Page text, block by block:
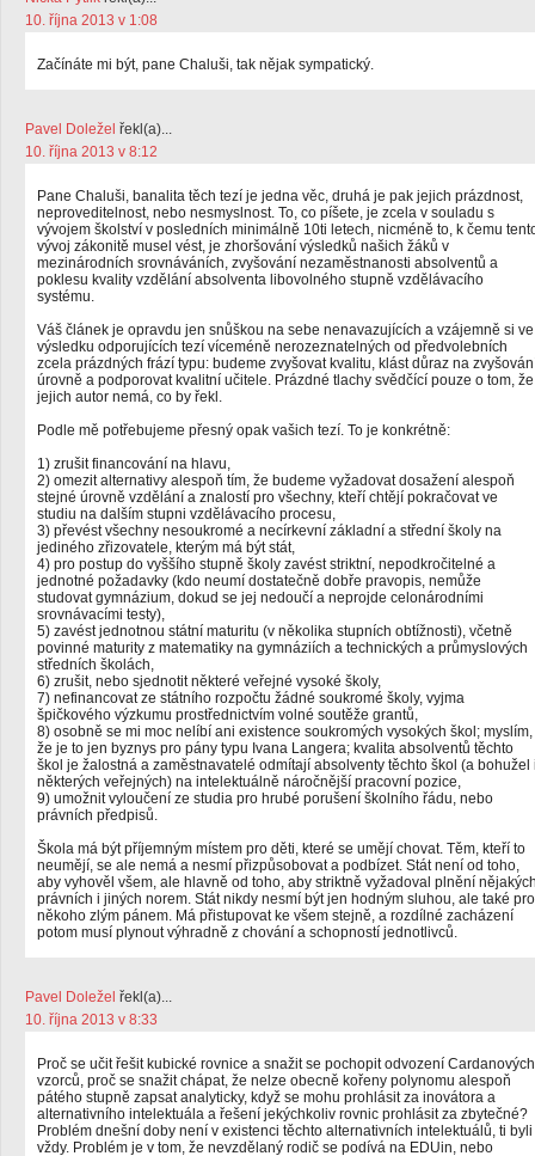
10. října 2013 v 1:08
Začínáte mi být, pane Chaluši, tak nějak sympatický.
Pavel Doležel řekl(a)...
10. října 2013 v 8:12
Pane Chaluši, banalita těch tezí je jedna věc, druhá je pak jejich prázdnost,
neproveditelnost, nebo nesmyslnost. To, co píšete, je zcela v souladu s
vývojem školství v posledních minimálně 10ti letech, nicméně to, k čemu
vývoj zákonitě musel vést, je zhoršování výsledků našich žáků v
mezinárodních srovnáváních, zvyšování nezaměstnanosti absolventů a
poklesu kvality vzdělání absolventa libovolného stupně vzdělávacího
systému.
Váš článek je opravdu jen snůškou na sebe nenavazujících a vzájemně si ve
výsledku odporujících tezí víceméně nerozeznatelných od předvolebních
zcela prázdných frází typu: budeme zvyšovat kvalitu, klást důraz na
úrovně a podporovat kvalitní učitele. Prázdné tlachy svědčící pouze o tom, že
jejich autor nemá, co by řekl.
Podle mě potřebujeme přesný opak vašich tezí. To je konkrétně:
1) zrušit financování na hlavu,
2) omezit alternativy alespoň tím, že budeme vyžadovat dosažení alespoň
stejné úrovně vzdělání a znalostí pro všechny, kteří chtějí pokračovat ve
studiu na dalším stupni vzdělávacího procesu,
3) převést všechny nesoukromé a necírkevní základní a střední školy na
jediného zřizovatele, kterým má být stát,
4) pro postup do vyššího stupně školy zavést striktní, nepodkročitelné a
jednotné požadavky (kdo neumí dostatečně dobře pravopis, nemůže
studovat gymnázium, dokud se jej nedoučí a neprojde celonárodními
srovnávacími testy),
5) zavést jednotnou státní maturitu (v několika stupních obtížnosti), včetně
povinné maturity z matematiky na gymnáziích a technických a průmyslových
středních školách,
6) zrušit, nebo sjednotit některé veřejné vysoké školy,
7) nefinancovat ze státního rozpočtu žádné soukromé školy, vyjma
špičkového výzkumu prostřednictvím volné soutěže grantů,
8) osobně se mi moc nelíbí ani existence soukromých vysokých škol; myslím,
že je to jen byznys pro pány typu Ivana Langera; kvalita absolventů těchto
škol je žalostná a zaměstnavatelé odmítají absolventy těchto škol (a bohužel
některých veřejných) na intelektuálně náročnější pracovní pozice,
9) umožnit vyloučení ze studia pro hrubé porušení školního řádu, nebo
právních předpisů.
Škola má být příjemným místem pro děti, které se umějí chovat. Těm, kteří to
neumějí, se ale nemá a nesmí přizpůsobovat a podbízet. Stát není od toho,
aby vyhověl všem, ale hlavně od toho, aby striktně vyžadoval plnění
právních i jiných norem. Stát nikdy nesmí být jen hodným sluhou, ale také pro
někoho zlým pánem. Má přistupovat ke všem stejně, a rozdílné zacházení
potom musí plynout výhradně z chování a schopností jednotlivců.
Pavel Doležel řekl(a)...
10. října 2013 v 8:33
Proč se učit řešit kubické rovnice a snažit se pochopit odvození Cardanových
vzorců, proč se snažit chápat, že nelze obecně kořeny polynomu alespoň
pátého stupně zapsat analyticky, když se mohu prohlásit za inovátora a
alternativního intelektuála a řešení jekýchkoliv rovnic prohlásit za zbytečné?
Problém dnešní doby není v existenci těchto alternativních intelektuálů, ti byli
vždy. Problém je v tom, že nevzdělaný rodič se podívá na EDUin, nebo